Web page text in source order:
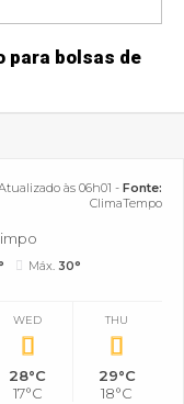
para bolsas de
às 06h01 - Fonte:
ClimaTempo
Máx. 30°
WED
28°C
17°C
THU
29°C
18°C